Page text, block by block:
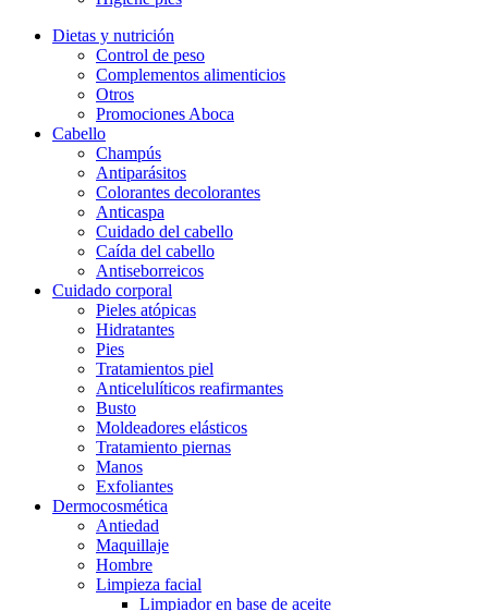
Dietas y nutrición
Control de peso
Complementos alimenticios
Otros
Promociones Aboca
Cabello
Champús
Antiparásitos
Colorantes decolorantes
Anticaspa
Cuidado del cabello
Caída del cabello
Antiseborreicos
Cuidado corporal
Pieles atópicas
Hidratantes
Pies
Tratamientos piel
Anticelulíticos reafirmantes
Busto
Moldeadores elásticos
Tratamiento piernas
Manos
Exfoliantes
Dermocosmética
Antiedad
Maquillaje
Hombre
Limpieza facial
Limpiador en base de aceite